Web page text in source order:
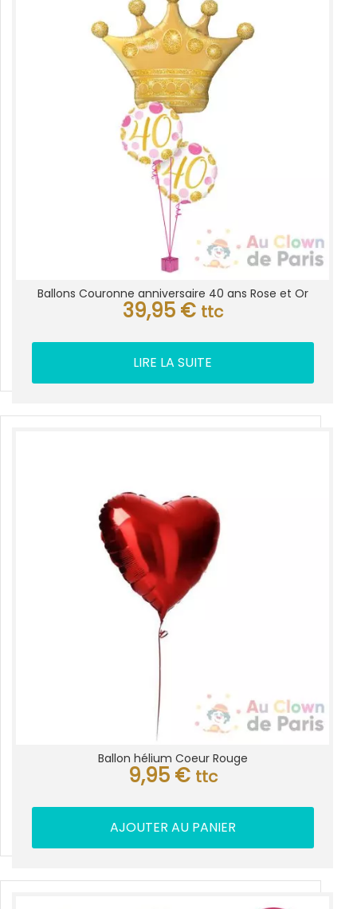
Ballons Couronne anniversaire 40 ans Rose et Or
39,95 € ttc
LIRE LA SUITE
Ballon hélium Coeur Rouge
9,95 € ttc
AJOUTER AU PANIER